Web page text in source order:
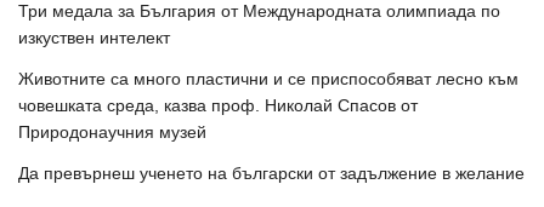
Три медала за България от Международната олимпиада по
изкуствен интелект
Животните са много пластични и се приспособяват лесно към
човешката среда, казва проф. Николай Спасов от
Природонаучния музей
Да превърнеш ученето на български от задължение в желание